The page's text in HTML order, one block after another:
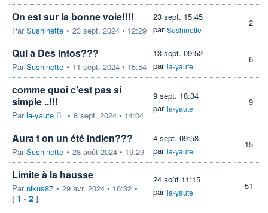
On est sur la bonne voie!!!!
ParSushinette • 23 sept. 2024 • 12:29
23 sept. 15:45
par Sushinette
2
Qui a Des infos???
ParSushinette • 11 sept. 2024 • 15:54
13 sept. 09:52
par la-yaute
6
comme quoi c'est pas si
simple ..!!!
Parla-yaute • 8 sept. 2024 • 14:04
9 sept. 18:34
par la-yaute
9
Aura t on un été indien???
ParSushinette • 28 août 2024 • 19:29
4 sept. 09:58
par la-yaute
15
Limite à la hausse
Par nikus87 • 29 avr. 2024 • 16:32 •
[ 1 - 2 ]
24 août 11:15
par la-yaute
51